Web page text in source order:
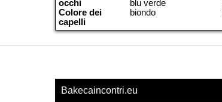
occhi
blu verde
Colore dei
capelli
biondo
Bakecaincontri.eu